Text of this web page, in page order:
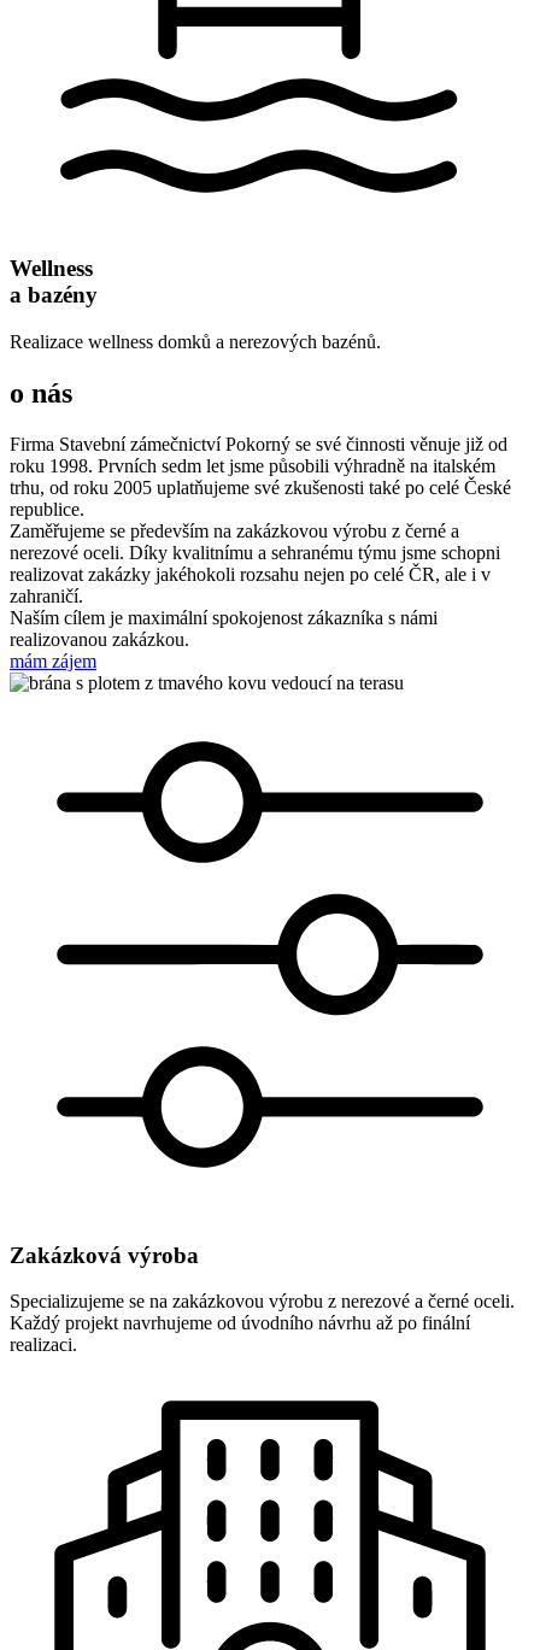
Wellness
a bazény
Realizace wellness domků a nerezových bazénů.
o nás
Firma Stavební zámečnictví Pokorný se své činnosti věnuje již od
roku 1998. Prvních sedm let jsme působili výhradně na italském
trhu, od roku 2005 uplatňujeme své zkušenosti také po celé České
republice.
Zaměřujeme se především na zakázkovou výrobu z černé a
nerezové oceli. Díky kvalitnímu a sehranému týmu jsme schopni
realizovat zakázky jakéhokoli rozsahu nejen po celé ČR, ale i v
zahraničí.
Naším cílem je maximální spokojenost zákazníka s námi
realizovanou zakázkou.
mám zájem
Zakázková výroba
Specializujeme se na zakázkovou výrobu z nerezové a černé oceli.
Každý projekt navrhujeme od úvodního návrhu až po finální
realizaci.